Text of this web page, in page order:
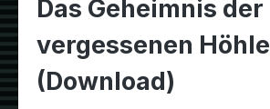
Das Geheimnis der
vergessenen Höhle
(Download)